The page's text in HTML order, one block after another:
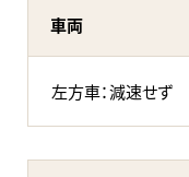
車両
左方車：減速せず